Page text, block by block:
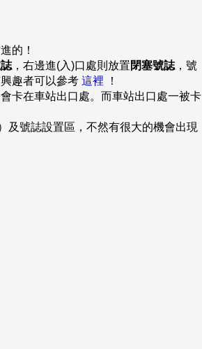
的！
，右邊進(入)口處則放置閉塞號誌 ，號
趣者可以參考 這裡 ！
會卡在車站出口處。而車站出口處一被卡
及號誌設置區，不然有很大的機會出現